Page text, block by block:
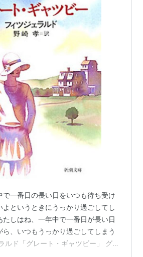
で一番日の長い日をいつも待ち受け
よというときにうっかり過ごしてし
たしはね、一年中で一番日が長い日
ら、いつもうっかり過ごしてしまう
ルド「グレート・ギャツビー」 グレ